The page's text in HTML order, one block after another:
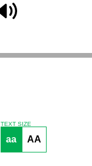
TEXT SIZE
aa AA